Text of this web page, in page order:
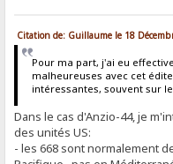
Citation de: Guillaume le 18
Pour ma part, j'ai eu
malheureuses avec cet
intéressantes, souvent sur
Dans le cas d'Anzio-44, je
des unités US:
- les 668 sont normalement